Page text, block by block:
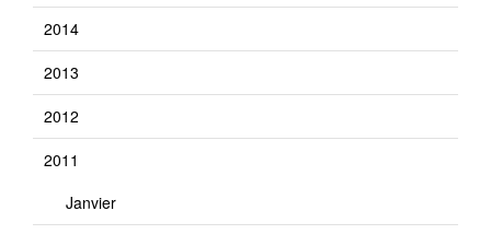
2014
2013
2012
2011
Janvier